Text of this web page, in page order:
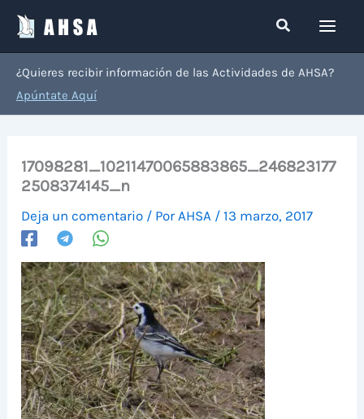
contenido
Buscar
¿Quieres recibir información de las Actividades de AHSA?
Apúntate Aquí
17098281_10211470065883865_246823177
2508374145_n
Deja un comentario / Por AHSA /13 marzo, 2017